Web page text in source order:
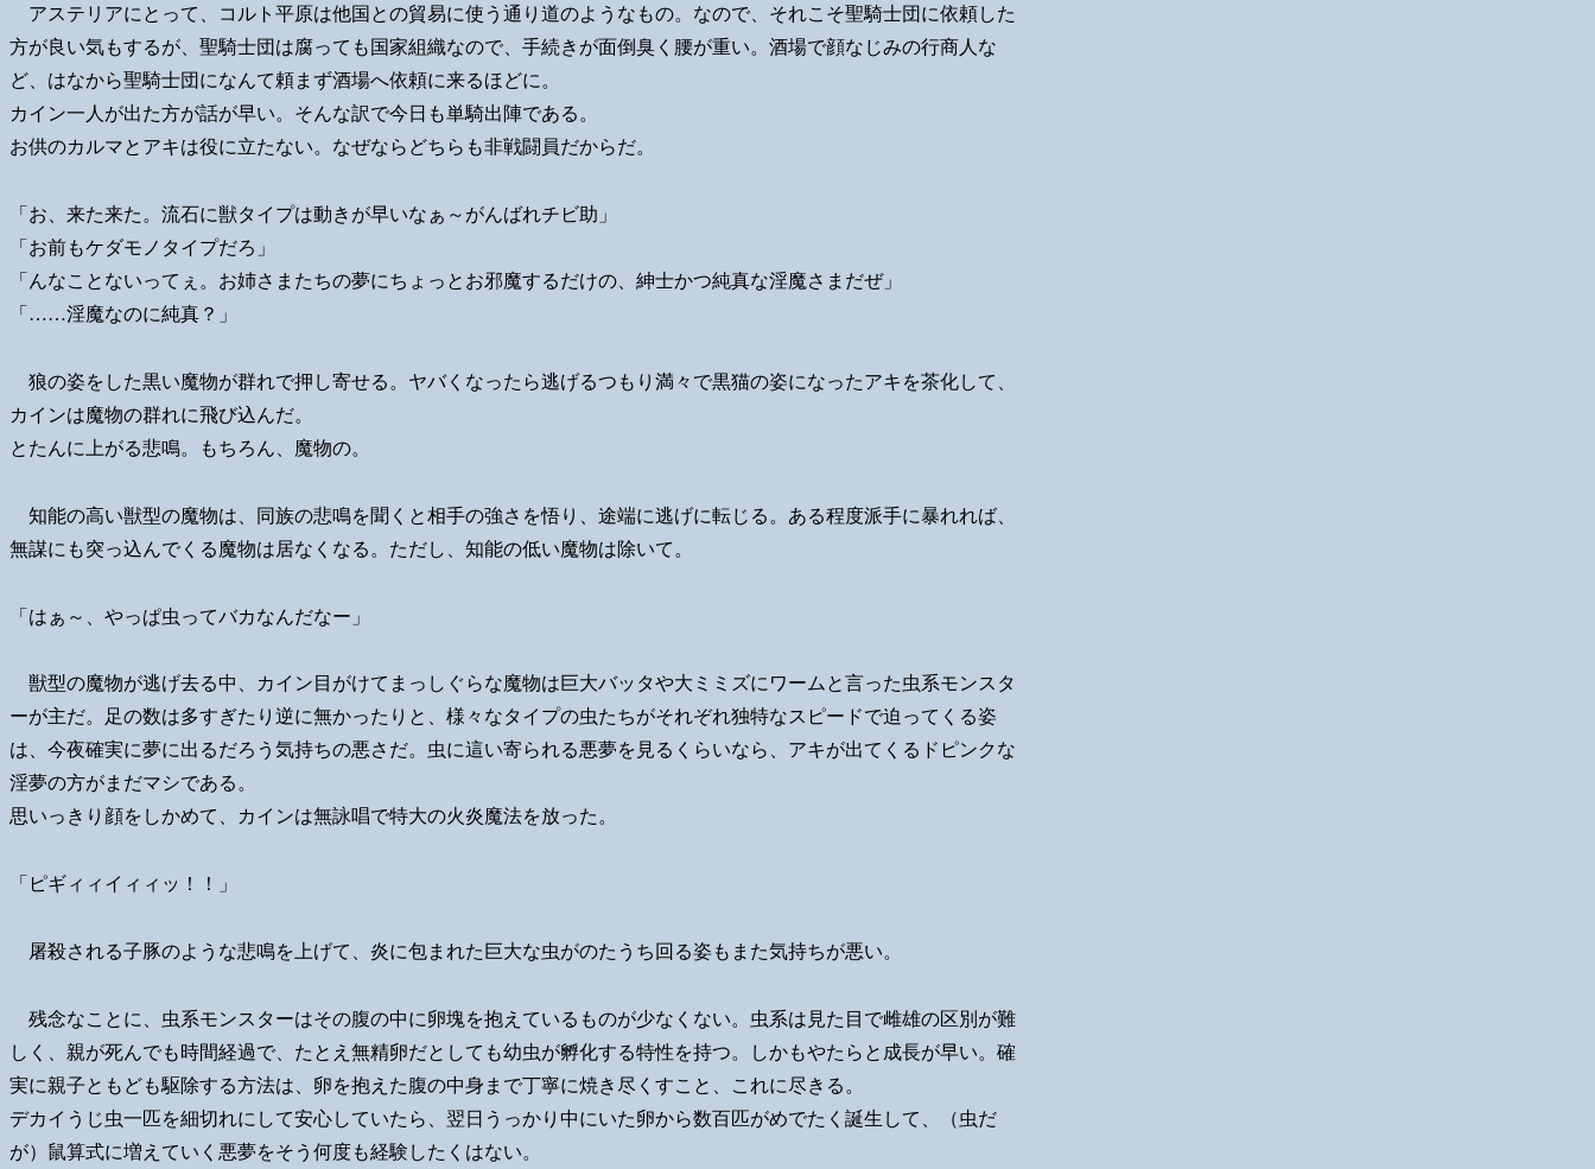
アステリアにとって、コルト平原は他国との貿易に使う通り道のようなもの。なので、それこそ聖騎士団に依頼した
方が良い気もするが、聖騎士団は腐っても国家組織なので、手続きが面倒臭く腰が重い。酒場で顔なじみの行商人な
ど、はなから聖騎士団になんて頼まず酒場へ依頼に来るほどに。
カイン一人が出た方が話が早い。そんな訳で今日も単騎出陣である。
お供のカルマとアキは役に立たない。なぜならどちらも非戦闘員だからだ。
「お、来た来た。流石に獣タイプは動きが早いなぁ～がんばれチビ助」
「お前もケダモノタイプだろ」
「んなことないってぇ。お姉さまたちの夢にちょっとお邪魔するだけの、紳士かつ純真な淫魔さまだぜ」
「……淫魔なのに純真？」
狼の姿をした黒い魔物が群れで押し寄せる。ヤバくなったら逃げるつもり満々で黒猫の姿になったアキを茶化して、
カインは魔物の群れに飛び込んだ。
とたんに上がる悲鳴。もちろん、魔物の。
知能の高い獣型の魔物は、同族の悲鳴を聞くと相手の強さを悟り、途端に逃げに転じる。ある程度派手に暴れれば、
無謀にも突っ込んでくる魔物は居なくなる。ただし、知能の低い魔物は除いて。
「はぁ～、やっぱ虫ってバカなんだなー」
獣型の魔物が逃げ去る中、カイン目がけてまっしぐらな魔物は巨大バッタや大ミミズにワームと言った虫系モンスタ
ーが主だ。足の数は多すぎたり逆に無かったりと、様々なタイプの虫たちがそれぞれ独特なスピードで迫ってくる姿
は、今夜確実に夢に出るだろう気持ちの悪さだ。虫に這い寄られる悪夢を見るくらいなら、アキが出てくるドピンクな
淫夢の方がまだマシである。
思いっきり顔をしかめて、カインは無詠唱で特大の火炎魔法を放った。
「ピギィィイィィッ！！」
屠殺される子豚のような悲鳴を上げて、炎に包まれた巨大な虫がのたうち回る姿もまた気持ちが悪い。
残念なことに、虫系モンスターはその腹の中に卵塊を抱えているものが少なくない。虫系は見た目で雌雄の区別が難
しく、親が死んでも時間経過で、たとえ無精卵だとしても幼虫が孵化する特性を持つ。しかもやたらと成長が早い。確
実に親子ともども駆除する方法は、卵を抱えた腹の中身まで丁寧に焼き尽くすこと、これに尽きる。
デカイうじ虫一匹を細切れにして安心していたら、翌日うっかり中にいた卵から数百匹がめでたく誕生して、（虫だ
が）鼠算式に増えていく悪夢をそう何度も経験したくはない。